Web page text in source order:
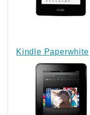
Kindle Paperwhite